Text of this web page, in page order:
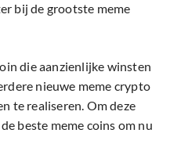
bij de grootste meme
die aanzienlijke winsten
nieuwe meme crypto
te realiseren. Om deze
beste meme coins om nu